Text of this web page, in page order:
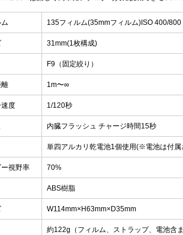
135フィルム(35mmフィルム)ISO 400/800
31mm(1枚構成)
F9（固定絞り）
1m〜∞
度 1/120秒
内臓フラッシュ チャージ時間15秒
単四アルカリ乾電池1個使用(※電池は付属
視野率 70%
ABS樹脂
W114mm×H63mm×D35mm
約122g（フィルム、ストラップ、電池含ま